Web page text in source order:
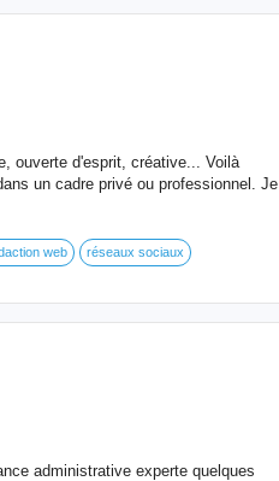
ouverte d'esprit, créative... Voilà
un cadre privé ou professionnel. Je
web réseaux sociaux
administrative experte quelques